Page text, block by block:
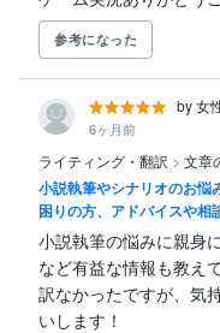
参考になった
by 女
6ヶ月前
ライティング・翻訳 > 文章
小説執筆やシナリオのお悩
困りの方、アドバイスや相
小説執筆の悩みに親身
など有益な情報も教え
訳なかったですが、気
いします！